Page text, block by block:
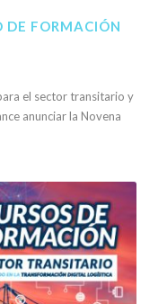
DE FORMACIÓN
el sector transitario y
anunciar la Novena